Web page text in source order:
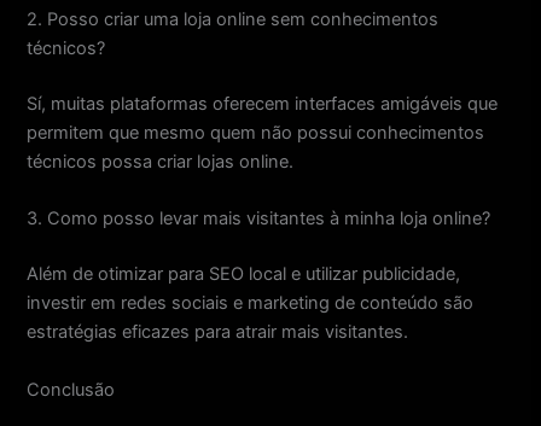
2. Posso criar uma loja online sem conhecimentos
técnicos?
Sí, muitas plataformas oferecem interfaces amigáveis que
permitem que mesmo quem não possui conhecimentos
técnicos possa criar lojas online.
3. Como posso levar mais visitantes à minha loja online?
Além de otimizar para SEO local e utilizar publicidade,
investir em redes sociais e marketing de conteúdo são
estratégias eficazes para atrair mais visitantes.
Conclusão